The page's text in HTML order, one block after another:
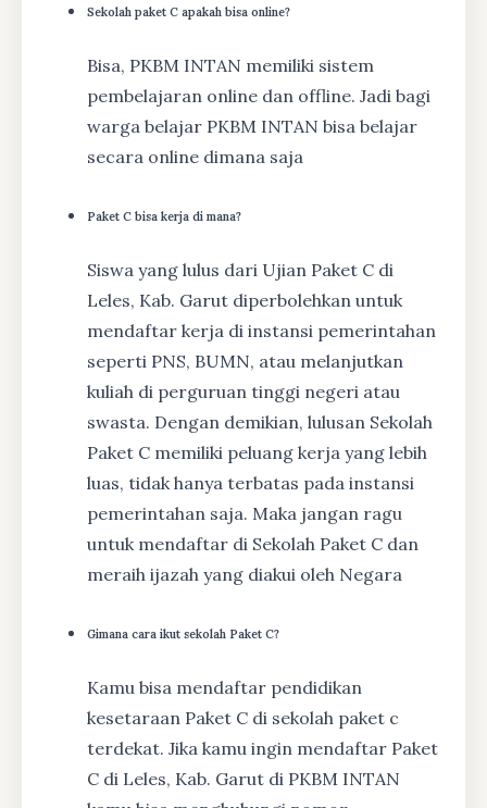
Sekolah paket C apakah bisa online?
Bisa, PKBM INTAN memiliki sistem
pembelajaran online dan offline. Jadi bagi
warga belajar PKBM INTAN bisa belajar
secara online dimana saja
Paket C bisa kerja di mana?
Siswa yang lulus dari Ujian Paket C di
Leles, Kab. Garut diperbolehkan untuk
mendaftar kerja di instansi pemerintahan
seperti PNS, BUMN, atau melanjutkan
kuliah di perguruan tinggi negeri atau
swasta. Dengan demikian, lulusan Sekolah
Paket C memiliki peluang kerja yang lebih
luas, tidak hanya terbatas pada instansi
pemerintahan saja. Maka jangan ragu
untuk mendaftar di Sekolah Paket C dan
meraih ijazah yang diakui oleh Negara
Gimana cara ikut sekolah Paket C?
Kamu bisa mendaftar pendidikan
kesetaraan Paket C di sekolah paket c
terdekat. Jika kamu ingin mendaftar Paket
C di Leles, Kab. Garut di PKBM INTAN